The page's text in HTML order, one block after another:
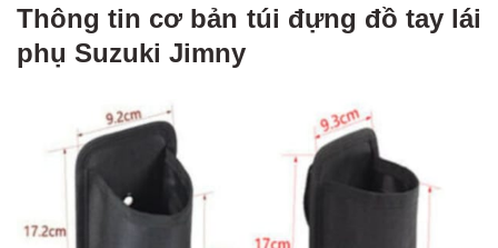
Thông tin cơ bản túi đựng đồ tay lái
phụ Suzuki Jimny